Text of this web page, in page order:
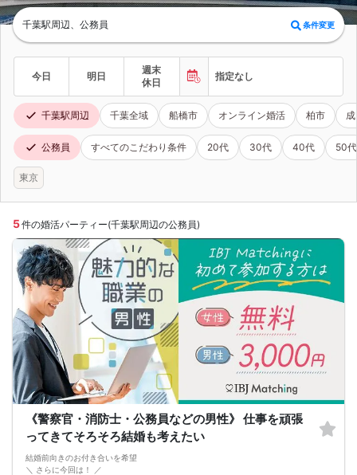
千葉駅周辺、公務員 条件変更
今日 明日
週末
休日
指定なし
千葉駅周辺 千葉全域 船橋市 オンライン婚活 柏市
公務員 すべてのこだわり条件 20代 30代 40代 50代
東京
5件の婚活パーティー(千葉駅周辺の公務員)
《警察官・消防士・公務員などの男性》 仕事を頑張
ってきてそろそろ結婚も考えたい
結婚前向きのお付き合いを希望
＼ さらに今回は！ ／